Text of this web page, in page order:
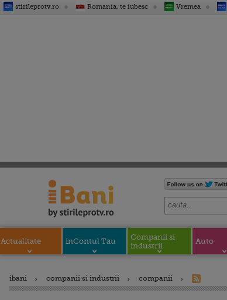
stirileprotv.ro Romania, te iubesc Vremea
Actualitate inContul Tau
Companii si
industrii
Auto
ibani companii si industrii companii